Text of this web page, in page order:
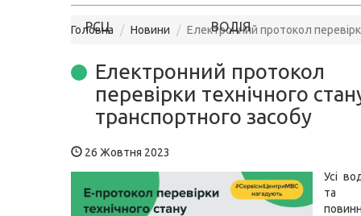
РСЦ ВОДІЯ
Головна Новини Електронний протокол
Електронний протокол
перевірки технічного
транспортного засобу
26 Жовтня 2023
Усі
та